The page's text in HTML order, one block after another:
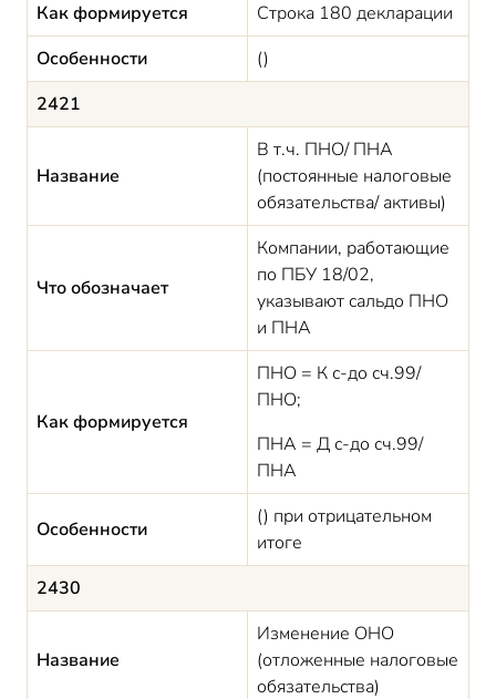
Как формируется
Строка 180 декларации
Особенности
()
2421
Название
В т.ч. ПНО/ ПНА
(постоянные налоговые
обязательства/ активы)
Что обозначает
Компании, работающие
по ПБУ 18/02,
указывают сальдо ПНО
и ПНА
Как формируется
ПНО = К с-до сч.99/
ПНО;
ПНА = Д с-до сч.99/
ПНА
Особенности
() при отрицательном
итоге
2430
Название
Изменение ОНО
(отложенные налоговые
обязательства)